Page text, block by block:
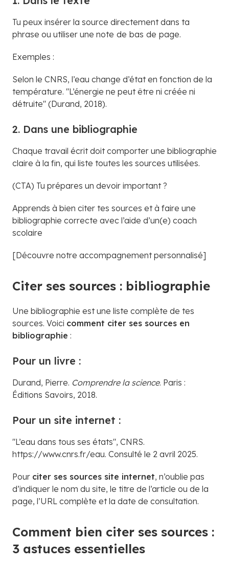
Tu peux insérer la source directement dans ta
phrase ou utiliser une note de bas de page.
Exemples :
Selon le CNRS, l’eau change d’état en fonction de la
température. "L’énergie ne peut être ni créée ni
détruite" (Durand, 2018).
2. Dans une bibliographie
Chaque travail écrit doit comporter une bibliographie
claire à la fin, qui liste toutes les sources utilisées.
(CTA) Tu prépares un devoir important ?
Apprends à bien citer tes sources et à faire une
bibliographie correcte avec l’aide d’un(e) coach
scolaire
[Découvre notre accompagnement personnalisé]
Citer ses sources : bibliographie
Une bibliographie est une liste complète de tes
sources. Voici comment citer ses sources en
bibliographie :
Pour un livre :
Durand, Pierre. Comprendre la science. Paris :
Éditions Savoirs, 2018.
Pour un site internet :
"L’eau dans tous ses états", CNRS.
https://www.cnrs.fr/eau. Consulté le 2 avril 2025.
Pour citer ses sources site internet, n’oublie pas
d’indiquer le nom du site, le titre de l’article ou de la
page, l’URL complète et la date de consultation.
Comment bien citer ses sources :
3 astuces essentielles